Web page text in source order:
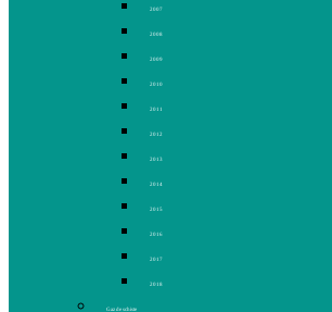
2007
2008
2009
2010
2011
2012
2013
2014
2015
2016
2017
2018
Gaz de schiste